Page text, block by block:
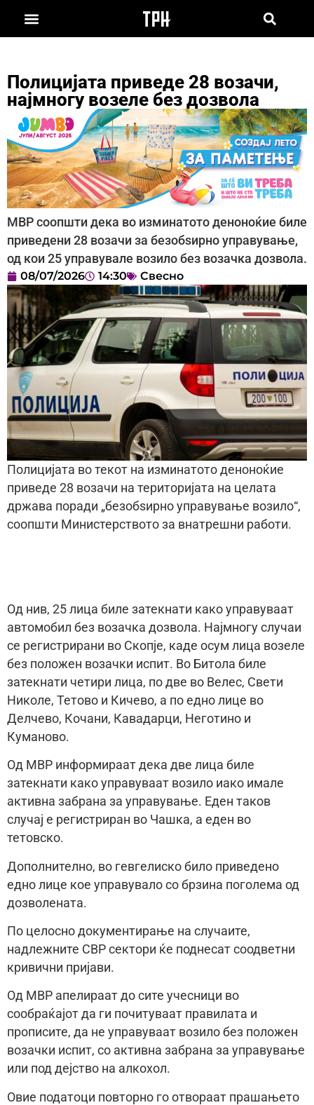
Полицијата приведе 28 возачи,
најмногу возеле без дозвола
МВР соопшти дека во изминатото деноноќие биле
приведени 28 возачи за безобѕирно управување,
од кои 25 управувале возило без возачка дозвола.
08/07/2026 14:30 Свесно
Полицијата во текот на изминатото деноноќие
приведе 28 возачи на територијата на целата
држава поради „безобѕирно управување возило“,
соопшти Министерството за внатрешни работи.
Од нив, 25 лица биле затекнати како управуваат
автомобил без возачка дозвола. Најмногу случаи
се регистрирани во Скопје, каде осум лица возеле
без положен возачки испит. Во Битола биле
затекнати четири лица, по две во Велес, Свети
Николе, Тетово и Кичево, а по едно лице во
Делчево, Кочани, Кавадарци, Неготино и
Куманово.
Од МВР информираат дека две лица биле
затекнати како управуваат возило иако имале
активна забрана за управување. Еден таков
случај е регистриран во Чашка, а еден во
тетовско.
Дополнително, во гевгелиско било приведено
едно лице кое управувало со брзина поголема од
дозволената.
По целосно документирање на случаите,
надлежните СВР сектори ќе поднесат соодветни
кривични пријави.
Од МВР апелираат до сите учесници во
сообраќајот да ги почитуваат правилата и
прописите, да не управуваат возило без положен
возачки испит, со активна забрана за управување
или под дејство на алкохол.
Овие податоци повторно го отвораат прашањето